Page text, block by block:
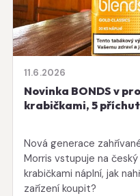
11.6.2026
Novinka BONDS v
krabičkami, 5
Nová generace
Morris vstupuje na
krabičkami náplní, jak
zařízení koupit?